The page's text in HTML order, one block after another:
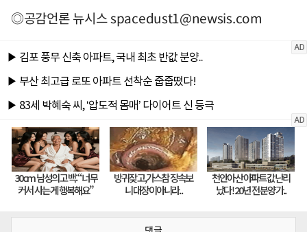
◎공감언론 뉴시스spacedust1@newsis.com